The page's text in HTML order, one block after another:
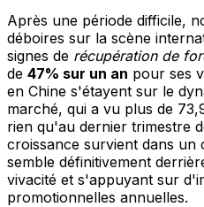
Après une période difficile,
déboires sur la scène
signes de récupération de
de 47% sur un an pour ses
en Chine s'étayent sur le
marché, qui a vu plus de
rien qu'au dernier trimestre
croissance survient dans un
semble définitivement
vivacité et s'appuyant sur
promotionnelles annuelles.